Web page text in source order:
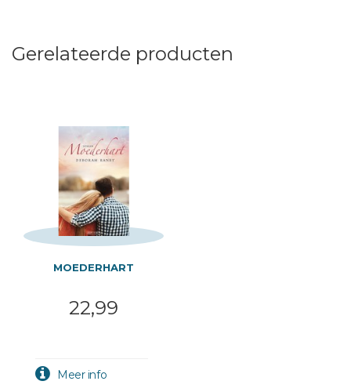
Gerelateerde producten
MOEDERHART
22,99